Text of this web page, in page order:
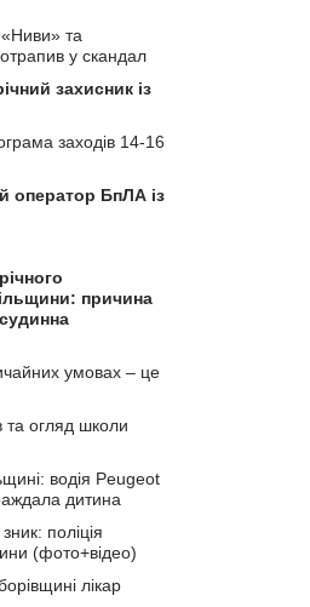
«Ниви» та
у скандал
захисник із
заходів 14-16
оператор БпЛА із
причина
умовах – це
та огляд школи
водія Peugeot
дитина
поліція
(фото+відео)
лікар